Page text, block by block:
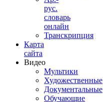
рус.
словарь
онлайн
Транскрипция
Карта
сайта
Видео
Мультики
Художественные
Документальные
Обучающие